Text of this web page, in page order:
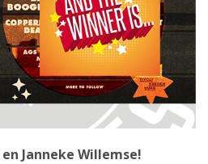
Janneke Willemse!